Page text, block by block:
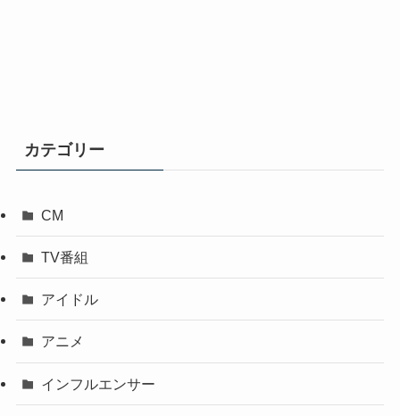
カテゴリー
CM
TV番組
アイドル
アニメ
インフルエンサー